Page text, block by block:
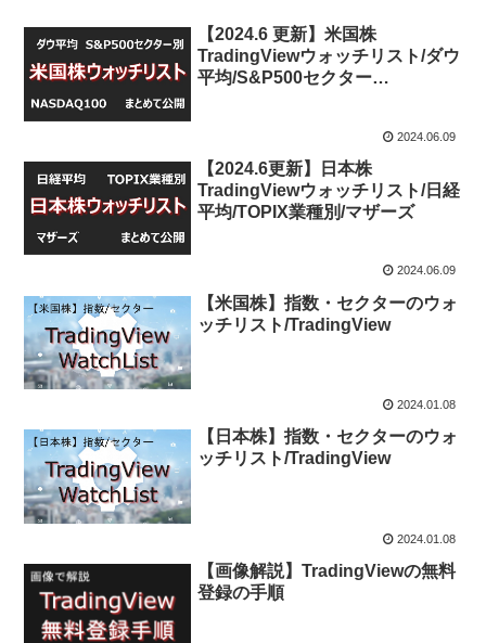
【2024.6 更新】米国株
TradingViewウォッチリスト/ダウ
平均/S&P500セクター
2024.06.09
【2024.6更新】日本株
TradingViewウォッチリスト/日経
平均/TOPIX業種別/マザーズ
2024.06.09
【米国株】指数・セクターのウォ
ッチリスト/TradingView
2024.01.08
【日本株】指数・セクターのウォ
ッチリスト/TradingView
2024.01.08
【画像解説】TradingViewの無料
登録の手順